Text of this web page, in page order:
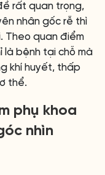
rất quan trọng,
nhân gốc rễ thì
Theo quan điểm
là bệnh tại chỗ mà
khí huyết, thấp
thể.
phụ khoa
nhìn